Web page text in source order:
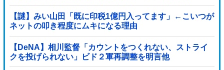
【謎】みい山田「既に印税1億円入ってます」←こいつが
ネットの叩き程度にムキになる理由
【DeNA】相川監督「カウントをつくれない、ストライ
クを投げられない」ビド２軍再調整を明言他